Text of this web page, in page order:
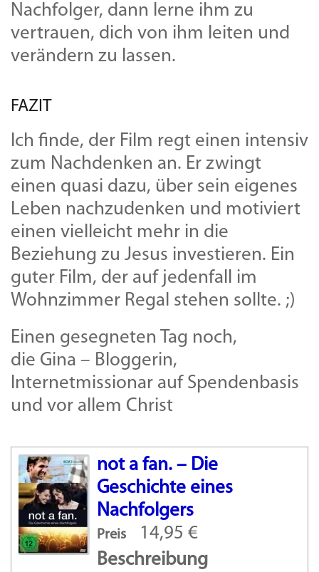
Nachfolger, dann lerne ihm zu
vertrauen, dich von ihm leiten und
verändern zu lassen.
FAZIT
Ich finde, der Film regt einen intensiv
zum Nachdenken an. Er zwingt
einen quasi dazu, über sein eigenes
Leben nachzudenken und motiviert
einen vielleicht mehr in die
Beziehung zu Jesus investieren. Ein
guter Film, der auf jedenfall im
Wohnzimmer Regal stehen sollte. ;)
Einen gesegneten Tag noch,
die Gina – Bloggerin,
Internetmissionar auf Spendenbasis
und vor allem Christ
not a fan. – Die
Geschichte eines
Nachfolgers
Preis
14,95 €
Beschreibung